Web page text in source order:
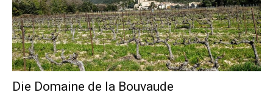
Die Domaine de la Bouvaude